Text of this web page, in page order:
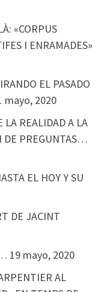
«CORPUS
I ENRAMADES»
EL PASADO
mayo, 2020
LA REALIDAD A LA
DE PREGUNTAS…
EL HOY Y SU
DE JACINT
19 mayo, 2020
AL